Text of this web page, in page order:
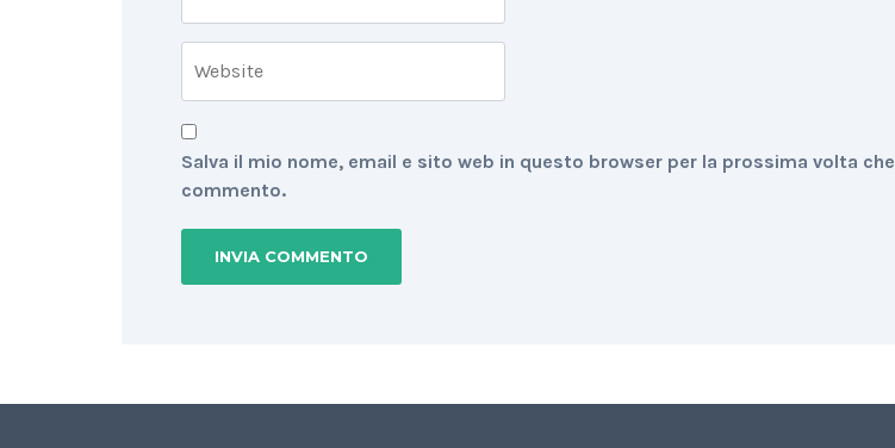
Salva il mio nome, email e sito web in questo browser per la prossima volta che
commento.